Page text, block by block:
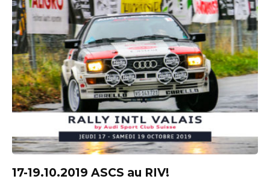
17-19.10.2019 ASCS au RIV!